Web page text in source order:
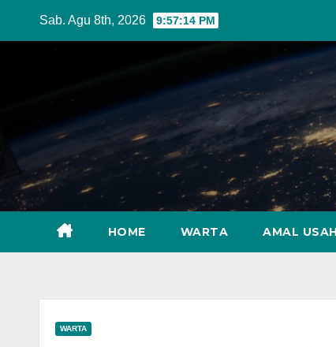
Sab. Agu 8th, 2026 9:57:16 PM
HOME WARTA AMAL
WARTA